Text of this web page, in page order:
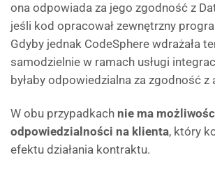
ona odpowiada za jego zgodność z
jeśli kod opracował zewnętrzny
Gdyby jednak CodeSphere wdrażała
samodzielnie w ramach usługi
byłaby odpowiedzialna za zgodność z
W obu przypadkach nie ma
odpowiedzialności na klienta, który
efektu działania kontraktu.